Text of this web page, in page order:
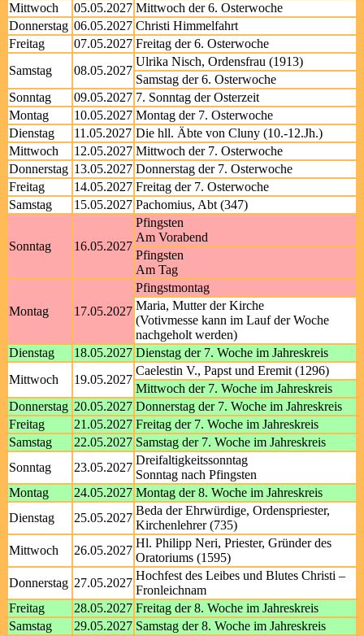
Mittwoch
05.05.2027 Mittwoch der 6. Osterwoche
Donnerstag 06.05.2027 Christi Himmelfahrt
Freitag
07.05.2027 Freitag der 6. Osterwoche
Samstag
08.05.2027
Ulrika Nisch, Ordensfrau (1913)
Samstag der 6. Osterwoche
Sonntag
09.05.2027 7. Sonntag der Osterzeit
Montag
10.05.2027 Montag der 7. Osterwoche
Dienstag
11.05.2027 Die hll. Äbte von Cluny (10.-12.Jh.)
Mittwoch
12.05.2027 Mittwoch der 7. Osterwoche
Donnerstag 13.05.2027 Donnerstag der 7. Osterwoche
Freitag
14.05.2027 Freitag der 7. Osterwoche
Samstag
15.05.2027 Pachomius, Abt (347)
Sonntag 16.05.2027
Pfingsten
Am Vorabend
Pfingsten
Am Tag
Montag 17.05.2027
Pfingstmontag
Maria, Mutter der Kirche
(Votivmesse kann im Lauf der Woche
nachgeholt werden)
Dienstag
18.05.2027 Dienstag der 7. Woche im Jahreskreis
Mittwoch
19.05.2027
Caelestin V., Papst und Eremit (1296)
Mittwoch der 7. Woche im Jahreskreis
Donnerstag 20.05.2027 Donnerstag der 7. Woche im Jahreskreis
Freitag
21.05.2027 Freitag der 7. Woche im Jahreskreis
Samstag
22.05.2027 Samstag der 7. Woche im Jahreskreis
Sonntag
23.05.2027
Dreifaltigkeitssonntag
Sonntag nach Pfingsten
Montag
24.05.2027 Montag der 8. Woche im Jahreskreis
Dienstag
25.05.2027
Beda der Ehrwürdige, Ordenspriester,
Kirchenlehrer (735)
Mittwoch
26.05.2027
Hl. Philipp Neri, Priester, Gründer des
Oratoriums (1595)
Donnerstag 27.05.2027
Hochfest des Leibes und Blutes Christi –
Fronleichnam
Freitag
28.05.2027 Freitag der 8. Woche im Jahreskreis
Samstag
29.05.2027 Samstag der 8. Woche im Jahreskreis